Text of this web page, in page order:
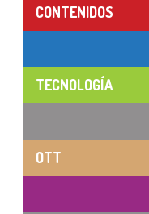
CONTENIDOS
TECNOLOGÍA
OTT